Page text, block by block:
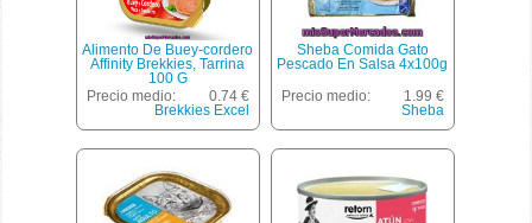
Alimento De Buey-cordero
Affinity Brekkies, Tarrina
100 G
Precio medio:
0.74 €
Brekkies Excel
Sheba Comida Gato
Pescado En Salsa 4x100g
Precio medio:
1.99 €
Sheba